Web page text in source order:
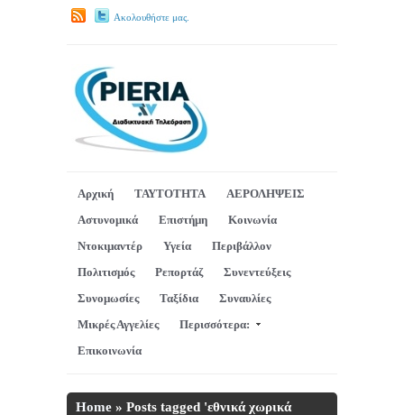
Ακολουθήστε μας.
Αρχική ΤΑΥΤΟΤΗΤΑ
ΑΕΡΟΛΗΨΕΙΣ
Αστυνομικά
Επιστήμη
Κοινωνία
Ντοκιμαντέρ
Υγεία
Περιβάλλον
Πολιτισμός
Ρεπορτάζ
Συνεντεύξεις
Συνομωσίες
Ταξίδια
Συναυλίες
Μικρές Αγγελίες
Περισσότερα:
Επικοινωνία
Home » Posts tagged 'εθνικά χωρικά